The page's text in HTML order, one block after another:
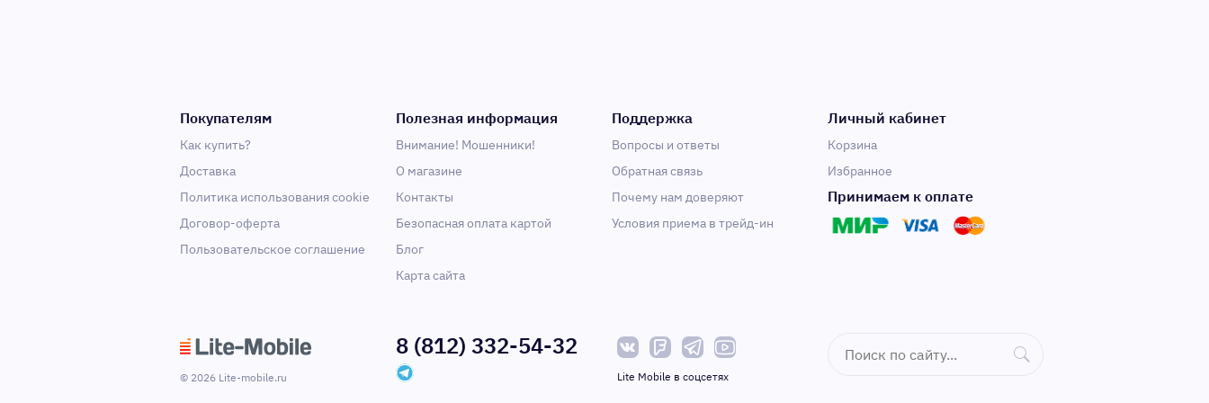
Покупателям
Как купить?
Доставка
Политика использования cookie
Договор-оферта
Пользовательское соглашение
Полезная информация
Внимание! Мошенники!
О магазине
Контакты
Безопасная оплата картой
Блог
Карта сайта
Поддержка
Вопросы и ответы
Обратная связь
Почему нам доверяют
Условия приема в трейд-ин
Личный кабинет
Корзина
Избранное
Принимаем к оплате
© 2026 Lite-mobile.ru
8 (812) 332-54-32
Lite Mobile в соцсетях